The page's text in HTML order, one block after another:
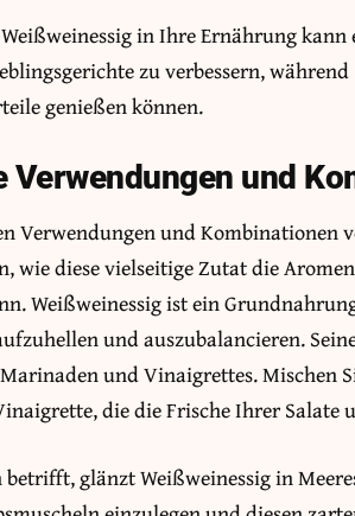
in Ihre Ernährung
zu verbessern,
genießen können.
Verwendungen und
Verwendungen und Kombinationen
wie diese vielseitige Zutat die
Weißweinessig ist ein
und auszubalancieren.
und Vinaigrettes. Mischen
die die Frische Ihrer Salate
glänzt Weißweinessig in